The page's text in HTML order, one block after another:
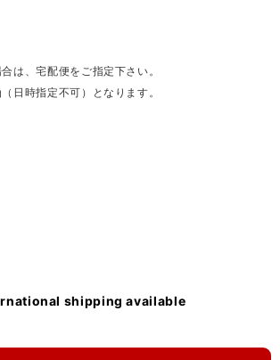
は、宅配便をご指定下さい。
日時指定不可）となります。
shipping available